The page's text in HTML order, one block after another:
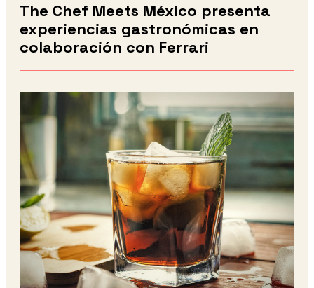
The Chef Meets México presenta
experiencias gastronómicas en
colaboración con Ferrari